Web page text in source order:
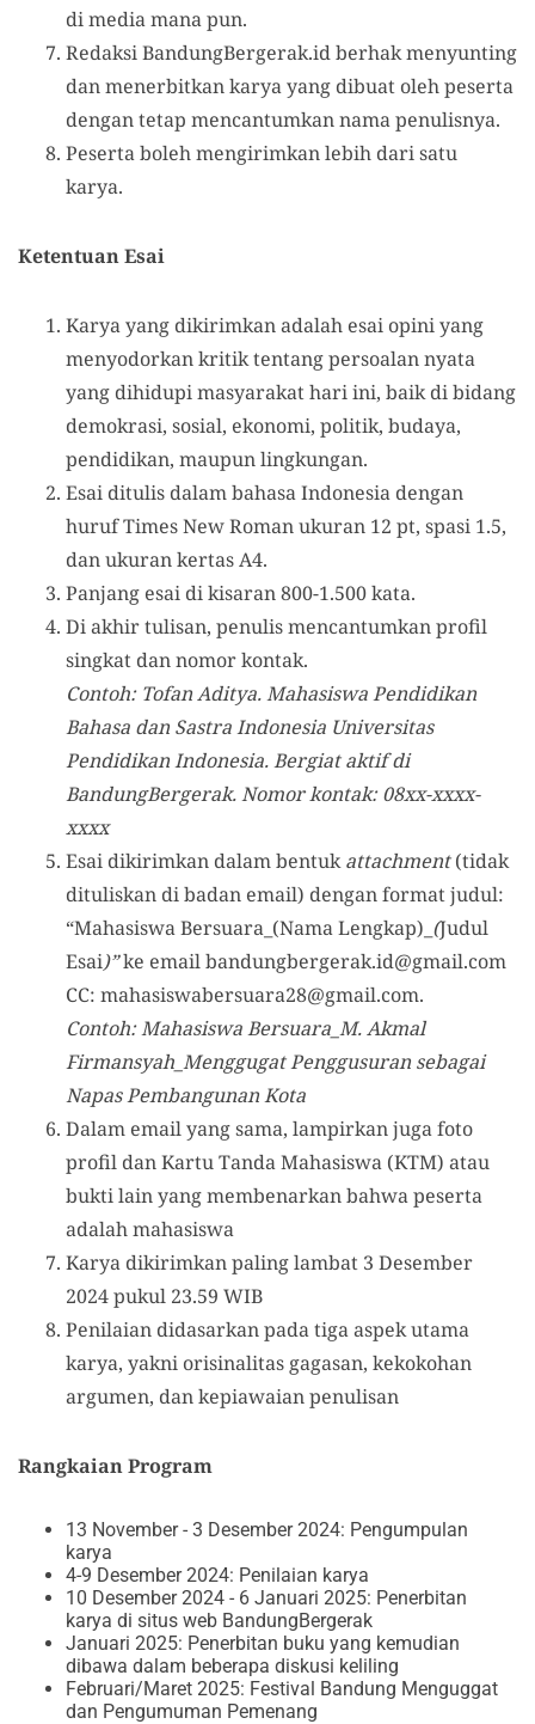
di media mana pun.
Redaksi BandungBergerak.id berhak menyunting
dan menerbitkan karya yang dibuat oleh peserta
dengan tetap mencantumkan nama penulisnya.
Peserta boleh mengirimkan lebih dari satu
karya.
Ketentuan Esai
Karya yang dikirimkan adalah esai opini yang
menyodorkan kritik tentang persoalan nyata
yang dihidupi masyarakat hari ini, baik di bidang
demokrasi, sosial, ekonomi, politik, budaya,
pendidikan, maupun lingkungan.
Esai ditulis dalam bahasa Indonesia dengan
huruf Times New Roman ukuran 12 pt, spasi 1.5,
dan ukuran kertas A4.
Panjang esai di kisaran 800-1.500 kata.
Di akhir tulisan, penulis mencantumkan profil
singkat dan nomor kontak.
Contoh: Tofan Aditya. Mahasiswa Pendidikan
Bahasa dan Sastra Indonesia Universitas
Pendidikan Indonesia. Bergiat aktif di
BandungBergerak. Nomor kontak: 08xx-xxxx-
xxxx
Esai dikirimkan dalam bentukattachment(tidak
dituliskan di badan email) dengan format judul:
“Mahasiswa Bersuara_(Nama Lengkap)_ (Judul
Esai)”ke emailbandungbergerak.id@gmail.com
CC: mahasiswabersuara28@gmail.com.
Contoh: Mahasiswa Bersuara_M. Akmal
Firmansyah_Menggugat Penggusuran sebagai
Napas Pembangunan Kota
Dalam email yang sama, lampirkan juga foto
profil dan Kartu Tanda Mahasiswa (KTM) atau
bukti lain yang membenarkan bahwa peserta
adalah mahasiswa
Karya dikirimkan paling lambat 3 Desember
2024 pukul 23.59 WIB
Penilaian didasarkan pada tiga aspek utama
karya, yakni orisinalitas gagasan, kekokohan
argumen, dan kepiawaian penulisan
Rangkaian Program
13 November - 3 Desember 2024: Pengumpulan
karya
4-9 Desember 2024: Penilaian karya
10 Desember 2024 - 6 Januari 2025: Penerbitan
karya di situs web BandungBergerak
Januari 2025: Penerbitan buku yang kemudian
dibawa dalam beberapa diskusi keliling
Februari/Maret 2025: Festival Bandung Menguggat
dan Pengumuman Pemenang